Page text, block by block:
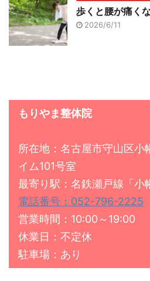
歩くと腰が痛く
2026/6/11
もりやま整体院
所在地：名古屋市守山区小
イム101号室
最寄り駅：名鉄瀬戸線「
電話番号：052-796-2225
営業時間：10:00～19:00
休業日：不定休
駐車場：あり